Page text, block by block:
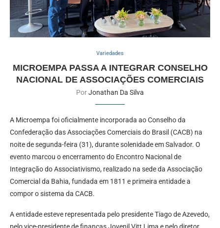
Variedades
MICROEMPA PASSA A INTEGRAR CONSELHO
NACIONAL DE ASSOCIAÇÕES COMERCIAIS
PorJonathan Da Silva
A Microempa foi oficialmente incorporada ao Conselho da
Confederação das Associações Comerciais do Brasil (CACB) na
noite de segunda-feira (31), durante solenidade em Salvador. O
evento marcou o encerramento do Encontro Nacional de
Integração do Associativismo, realizado na sede da Associação
Comercial da Bahia, fundada em 1811 e primeira entidade a
compor o sistema da CACB.
A entidade esteve representada pelo presidente Tiago de Azevedo,